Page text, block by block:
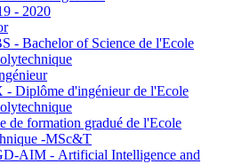
- 2020
- Bachelor of Science de l'Ecole
- Diplôme d'ingénieur de l'Ecole
de formation gradué de l'Ecole
-MSc&T
AIM - Artificial Intelligence and